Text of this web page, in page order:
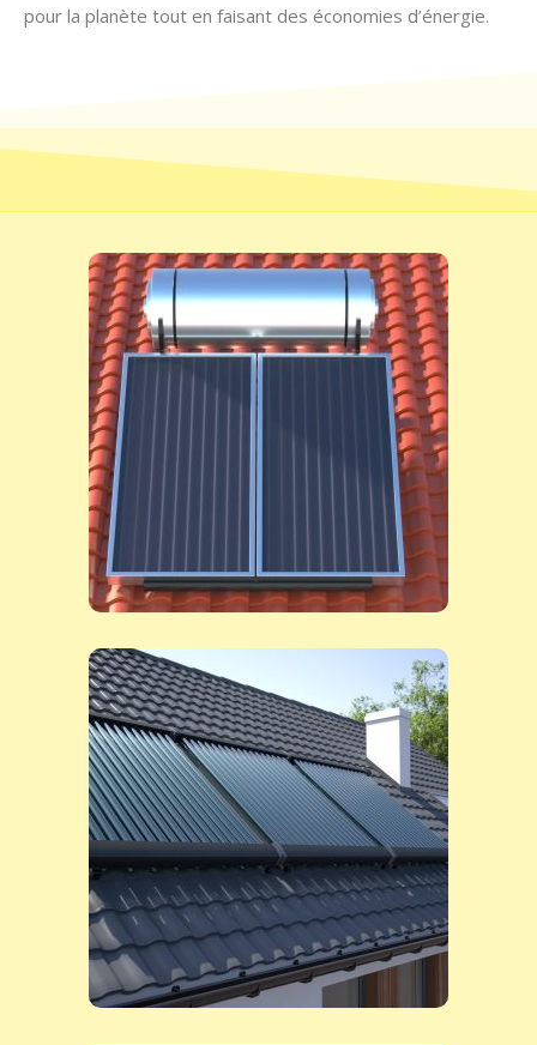
pour la planète tout en faisant des économies d’énergie.